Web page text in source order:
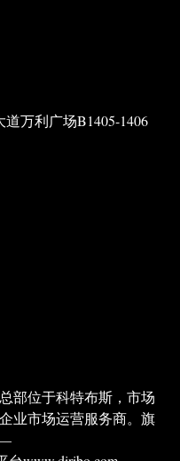
万利广场B1405-1406
部位于科特布斯，市场
业市场运营服务商。旗